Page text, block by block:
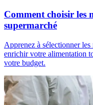
Comment choisir les
supermarché
Apprenez à sélectionner
enrichir votre alimentation
votre budget.